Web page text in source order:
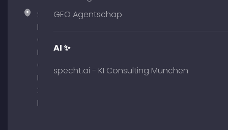
Specht
Marketing
GmbH –
Palais am
Obelisk
Briennerstr.
29 80333
München
GEO Agentschap
AI ✨
specht.ai - KI Consulting München